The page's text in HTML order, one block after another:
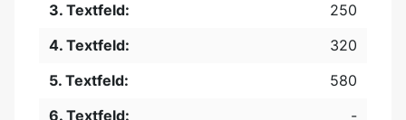
3. Textfeld:
250
4. Textfeld:
320
5. Textfeld:
580
6. Textfeld:
-